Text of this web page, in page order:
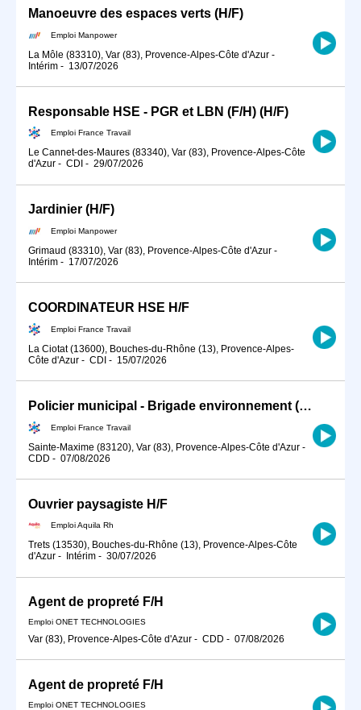
Manoeuvre des espaces verts (H/F)
Emploi Manpower
La Môle (83310), Var (83), Provence-Alpes-Côte d'Azur -
Intérim - 13/07/2026
Responsable HSE - PGR et LBN (F/H) (H/F)
Emploi France Travail
Le Cannet-des-Maures (83340), Var (83), Provence-Alpes-Côte
d'Azur - CDI - 29/07/2026
Jardinier (H/F)
Emploi Manpower
Grimaud (83310), Var (83), Provence-Alpes-Côte d'Azur -
Intérim - 17/07/2026
COORDINATEUR HSE H/F
Emploi France Travail
La Ciotat (13600), Bouches-du-Rhône (13), Provence-Alpes-
Côte d'Azur - CDI - 15/07/2026
Policier municipal - Brigade environnement (H/F)
Emploi France Travail
Sainte-Maxime (83120), Var (83), Provence-Alpes-Côte d'Azur -
CDD - 07/08/2026
Ouvrier paysagiste H/F
Emploi Aquila Rh
Trets (13530), Bouches-du-Rhône (13), Provence-Alpes-Côte
d'Azur - Intérim - 30/07/2026
Agent de propreté F/H
Emploi ONET TECHNOLOGIES
Var (83), Provence-Alpes-Côte d'Azur - CDD - 07/08/2026
Agent de propreté F/H
Emploi ONET TECHNOLOGIES